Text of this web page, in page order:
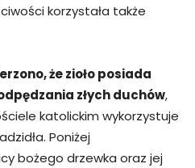
korzystała także
że zioło posiada
złych duchów,
katolickim wykorzystuje
Poniżej
bożego drzewka oraz jej